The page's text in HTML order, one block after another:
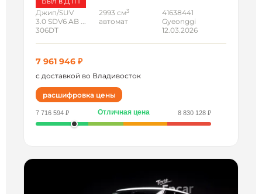
Джип/SUV
3.0 SDV6 AB ...
306DT
2993 см3
автомат
41638441
Gyeonggi
12.03.2026
7 961 946 ₽
с доставкой во Владивосток
расшифровка цены
7 716 594 ₽ Отличная цена 8 830 128 ₽